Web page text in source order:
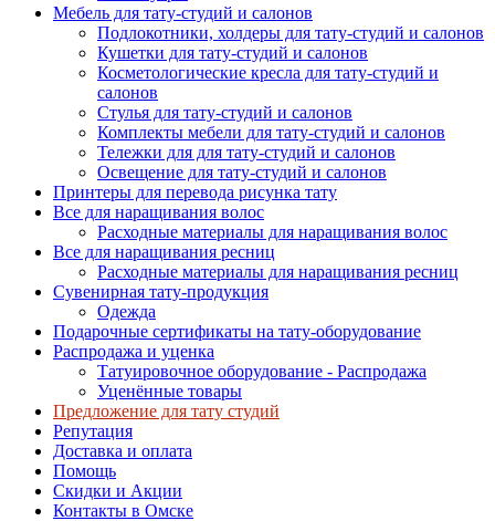
Мебель для тату-студий и салонов
Подлокотники, холдеры для тату-студий и салонов
Кушетки для тату-студий и салонов
Косметологические кресла для тату-студий и
салонов
Стулья для тату-студий и салонов
Комплекты мебели для тату-студий и салонов
Тележки для для тату-студий и салонов
Освещение для тату-студий и салонов
Принтеры для перевода рисунка тату
Все для наращивания волос
Расходные материалы для наращивания волос
Все для наращивания ресниц
Расходные материалы для наращивания ресниц
Сувенирная тату-продукция
Одежда
Подарочные сертификаты на тату-оборудование
Распродажа и уценка
Татуировочное оборудование - Распродажа
Уценённые товары
Предложение для тату студий
Репутация
Доставка и оплата
Помощь
Скидки и Акции
Контакты в Омске